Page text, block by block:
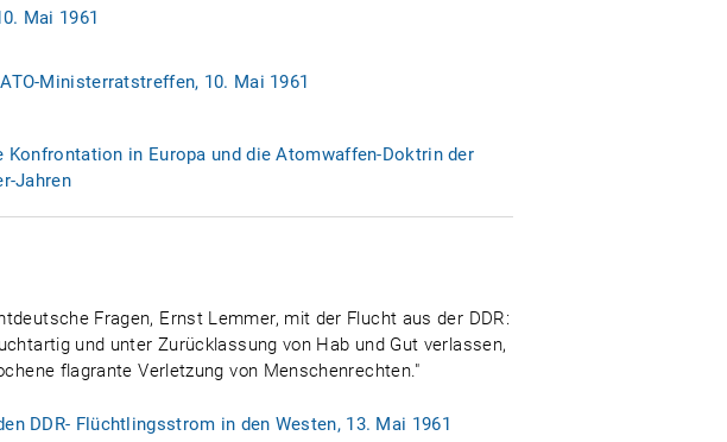
Mai 1961
Ministerratstreffen, 10. Mai 1961
in Europa und die Atomwaffen-Doktrin der
Jahren
Fragen, Ernst Lemmer, mit der Flucht aus der DDR:
und unter Zurücklassung von Hab und Gut verlassen,
flagrante Verletzung von Menschenrechten."
DDR- Flüchtlingsstrom in den Westen, 13. Mai 1961